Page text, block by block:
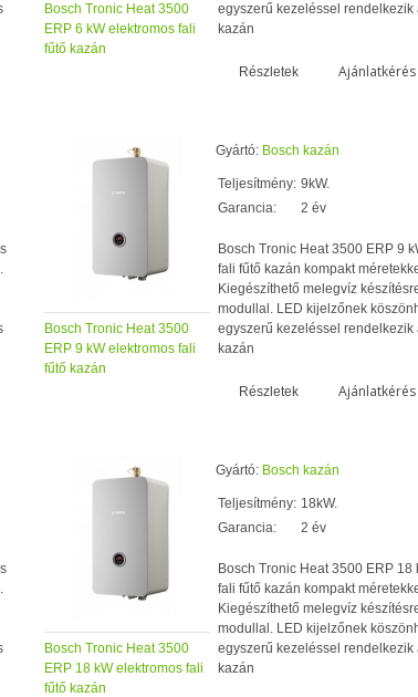
Bosch Tronic Heat 3500
ERP 6 kW elektromos fali
fűtő kazán
egyszerű kezeléssel rendelkezik
kazán
Részletek Ajánlatkérés
Bosch Tronic Heat 3500
ERP 9 kW elektromos fali
fűtő kazán
Gyártó: Bosch kazán
Teljesítmény: 9kW.
Garancia:
2 év
Bosch Tronic Heat 3500 ERP 9
fali fűtő kazán kompakt
Kiegészíthető melegvíz
modullal. LED kijelzőnek
egyszerű kezeléssel rendelkezik
kazán
Részletek Ajánlatkérés
Bosch Tronic Heat 3500
ERP 18 kW elektromos fali
fűtő kazán
Gyártó: Bosch kazán
Teljesítmény: 18kW.
Garancia:
2 év
Bosch Tronic Heat 3500 ERP 18
fali fűtő kazán kompakt
Kiegészíthető melegvíz
modullal. LED kijelzőnek
egyszerű kezeléssel rendelkezik
kazán